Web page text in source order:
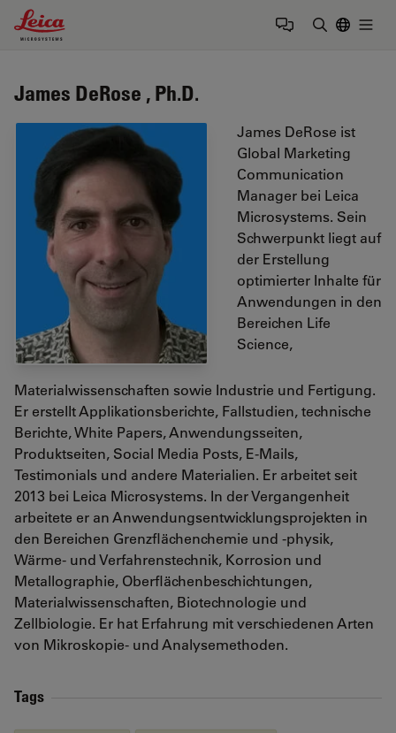
Leica Microsystems Logo
James DeRose , Ph.D.
James DeRose ist
Global Marketing
Communication
Manager bei Leica
Microsystems. Sein
Schwerpunkt liegt auf
der Erstellung
optimierter Inhalte für
Anwendungen in den
Bereichen Life
Science,
Materialwissenschaften sowie Industrie und Fertigung.
Er erstellt Applikationsberichte, Fallstudien, technische
Berichte, White Papers, Anwendungsseiten,
Produktseiten, Social Media Posts, E-Mails,
Testimonials und andere Materialien. Er arbeitet seit
2013 bei Leica Microsystems. In der Vergangenheit
arbeitete er an Anwendungsentwicklungsprojekten in
den Bereichen Grenzflächenchemie und -physik,
Wärme- und Verfahrenstechnik, Korrosion und
Metallographie, Oberflächenbeschichtungen,
Materialwissenschaften, Biotechnologie und
Zellbiologie. Er hat Erfahrung mit verschiedenen Arten
von Mikroskopie- und Analysemethoden.
Tags